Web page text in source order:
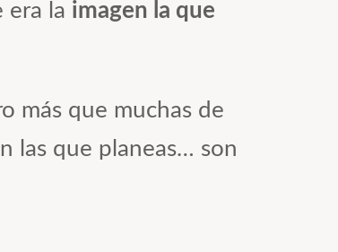
era la imagen la que
más que muchas de
las que planeas… son